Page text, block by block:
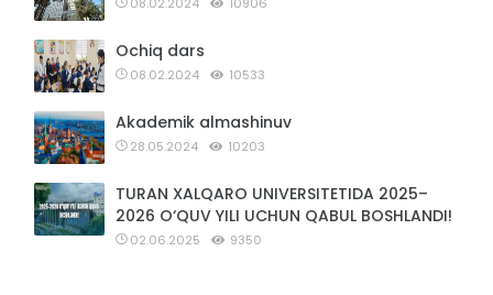
Ochiq dars
08.02.2024 10533
Akademik almashinuv
28.05.2024 10203
TURAN XALQARO UNIVERSITETIDA 2025–
2026 O‘QUV YILI UCHUN QABUL BOSHLANDI!
02.06.2025 9350